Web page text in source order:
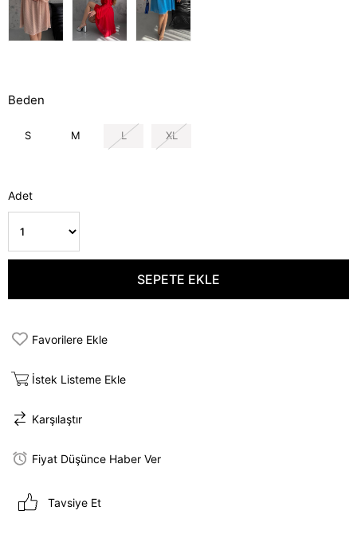
Beden
S M L XL
Adet
Favorilere Ekle
İstek Listeme Ekle
Karşılaştır
Fiyat Düşünce Haber Ver
Tavsiye Et